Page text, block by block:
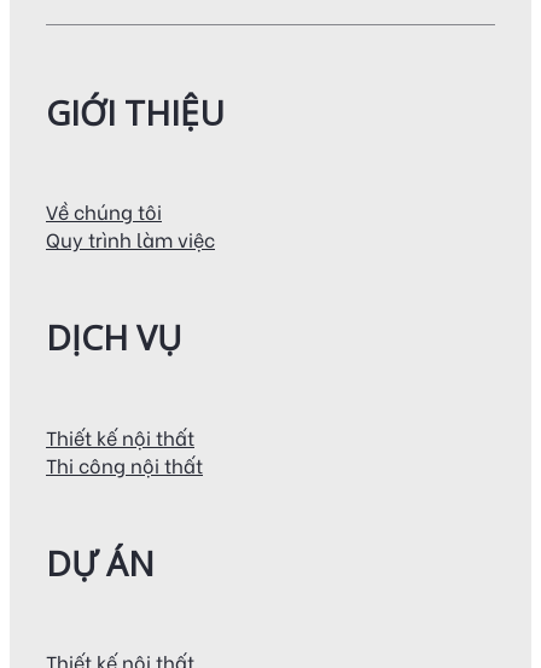
GIỚI THIỆU
Về chúng tôi
Quy trình làm việc
DỊCH VỤ
Thiết kế nội thất
Thi công nội thất
DỰ ÁN
Thiết kế nội thất